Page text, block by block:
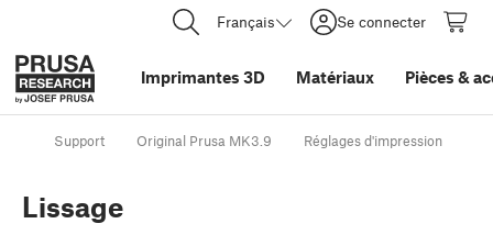
Français Se connecter
Imprimantes 3D Matériaux Pièces &
Support Original Prusa MK3.9 Réglages d'impression
Lissage